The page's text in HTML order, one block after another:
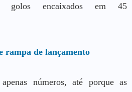
golos encaixados em 45
rampa de lançamento
números, até porque as